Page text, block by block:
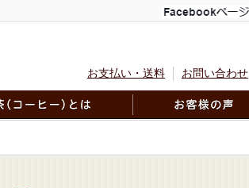
お支払い・送料 お問い合わせ